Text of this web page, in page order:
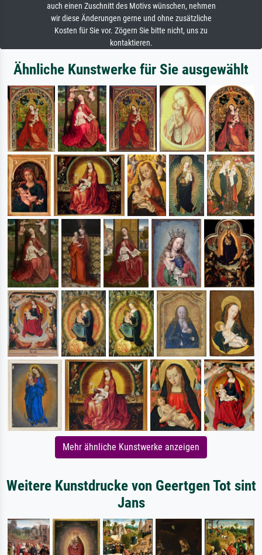
auch einen Zuschnitt des Motivs wünschen, nehmen
wir diese Änderungen gerne und ohne zusätzliche
Kosten für Sie vor. Zögern Sie bitte nicht, uns zu
kontaktieren.
Ähnliche Kunstwerke für Sie ausgewählt
Mehr ähnliche Kunstwerke anzeigen
Weitere Kunstdrucke von Geertgen Tot sint
Jans